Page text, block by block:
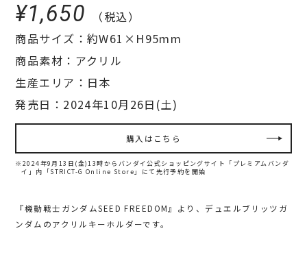
¥1,650
（税込）
商品サイズ：約W61×H95mm
商品素材：アクリル
生産エリア：日本
発売日：2024年10月26日(土)
購入はこちら
※2024年9月13日(金)13時からバンダイ公式ショッピングサイト「プレミアムバンダ
イ」内
「STRICT-G Online Store」にて先行予約を開始
『機動戦士ガンダムSEED FREEDOM』より、デュエルブリッツガ
ンダム のアクリルキーホルダーです。